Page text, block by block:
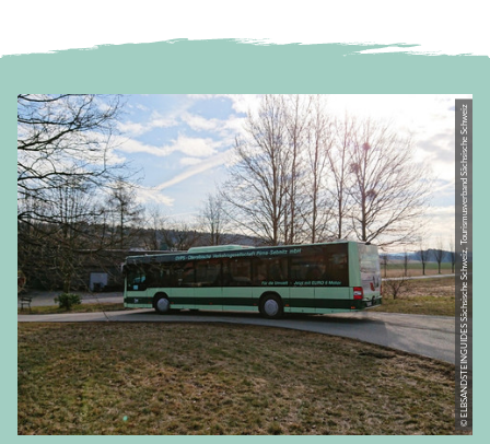
© ELBSANDSTEINGUIDES Sächsische Schweiz, Tourismusverband Sächsische Schweiz